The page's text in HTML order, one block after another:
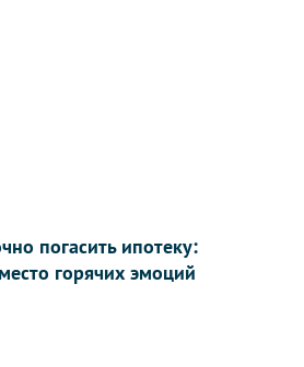
погасить ипотеку:
горячих эмоций